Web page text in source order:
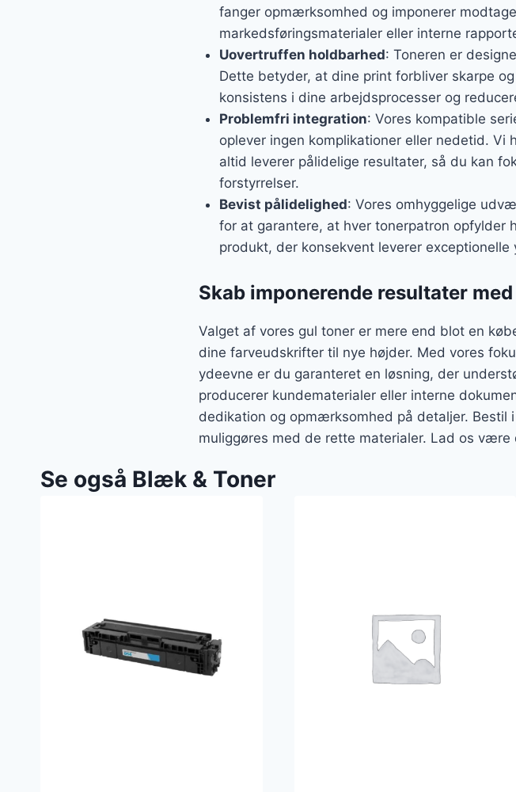
fanger opmærksomhed og imponerer
markedsføringsmaterialer eller interne
Uovertruffen holdbarhed: Toneren er
Dette betyder, at dine print forbliver skarpe
konsistens i dine arbejdsprocesser og
Problemfri integration: Vores kompatible
oplever ingen komplikationer eller nedetid.
altid leverer pålidelige resultater, så du kan
forstyrrelser.
Bevist pålidelighed: Vores omhyggelige
for at garantere, at hver tonerpatron opfylder
produkt, der konsekvent leverer
Skab imponerende resultater
Valget af vores gul toner er mere end blot en
dine farveudskrifter til nye højder. Med vores
ydeevne er du garanteret en løsning, der
producerer kundematerialer eller interne
dedikation og opmærksomhed på detaljer. Bestil
muliggøres med de rette materialer. Lad os
Se også Blæk & Toner